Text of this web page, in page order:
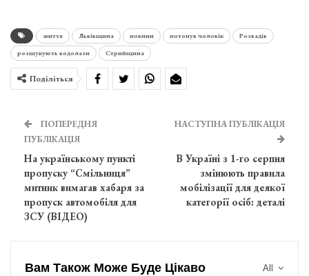
життя Львівщина новини потонув чоловік
Розвадів
розшукують водолази
Стрийщина
Поділіться
ПОПЕРЕДНЯ
ПУБЛІКАЦІЯ
На українському пункті
пропуску “Смільниця”
митник вимагав хабаря за
пропуск автомобіля для
ЗСУ (ВІДЕО)
НАСТУПНА ПУБЛІКАЦІЯ
В Україні з 1-го серпня
змінюють правила
мобілізації для деякої
категорії осіб: деталі
All
Вам Також Може Буде Цікаво